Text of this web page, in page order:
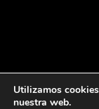
luctus nec
Utilizamos
nuestra web.